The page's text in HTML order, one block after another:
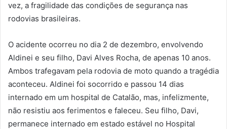
vez, a fragilidade das condições de segurança nas
rodovias brasileiras.
O acidente ocorreu no dia 2 de dezembro, envolvendo
Aldinei e seu filho, Davi Alves Rocha, de apenas 10 anos.
Ambos trafegavam pela rodovia de moto quando a tragédia
aconteceu. Aldinei foi socorrido e passou 14 dias
internado em um hospital de Catalão, mas, infelizmente,
não resistiu aos ferimentos e faleceu. Seu filho, Davi,
permanece internado em estado estável no Hospital